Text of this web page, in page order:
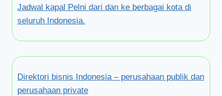
Jadwal kapal Pelni dari dan ke berbagai kota di
seluruh Indonesia.
Direktori bisnis Indonesia – perusahaan publik dan
perusahaan private